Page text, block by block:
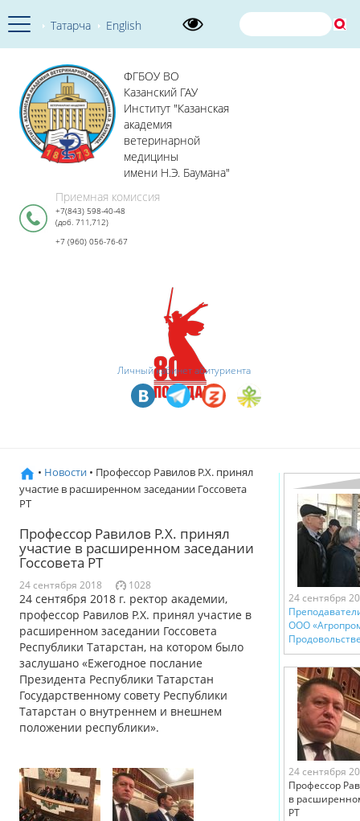
Татарча English
ФГБОУ ВО
Казанский ГАУ
Институт "Казанская
академия
ветеринарной
медицины
имени Н.Э. Баумана"
Приемная комиссия
+7(843) 598-40-48
(доб. 711,712)
+7 (960) 056-76-67
Личный кабинет абитуриента
• Новости • Профессор Равилов Р.Х. принял
участие в расширенном заседании Госсовета
РТ
Профессор Равилов Р.Х. принял
участие в расширенном заседании
Госсовета РТ
24 сентября 2018 1028
24 сентября 2018 г. ректор академии,
профессор Равилов Р.Х. принял участие в
расширенном заседании Госсовета
Республики Татарстан, на котором было
заслушано «Ежегодное послание
Президента Республики Татарстан
Государственному совету Республики
Татарстан о внутреннем и внешнем
положении республики».
24 сентября
ООО
24 сентября
Профессор
в
РТ